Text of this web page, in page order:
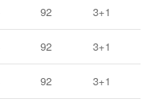
92 3+1
92 3+1
92 3+1